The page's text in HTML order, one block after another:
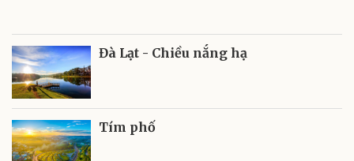
Đà Lạt - Chiều nắng hạ
Tím phố